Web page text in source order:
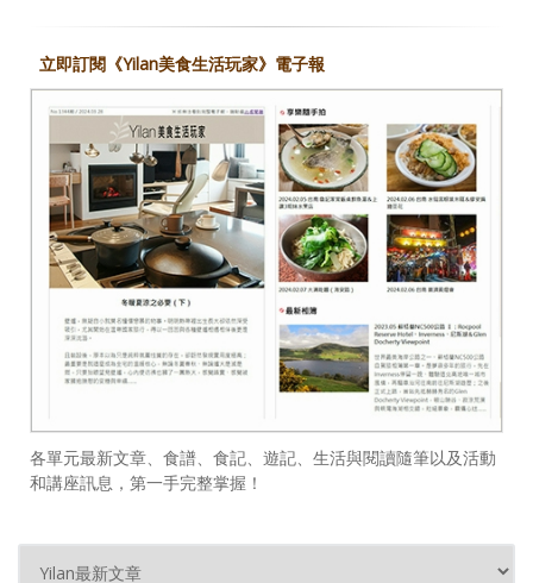
立即訂閱《Yilan美食生活玩家》電子報
各單元最新文章、食譜、食記、遊記、生活與閱讀隨筆以及活動
和講座訊息，第一手完整掌握！